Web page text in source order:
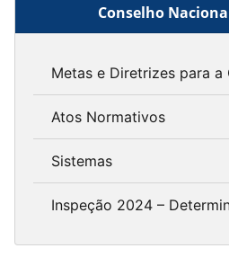
Conselho
Metas e Diretrizes para a
Atos Normativos
Sistemas
Inspeção 2024 –